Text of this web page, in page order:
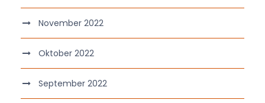
November 2022
Oktober 2022
September 2022